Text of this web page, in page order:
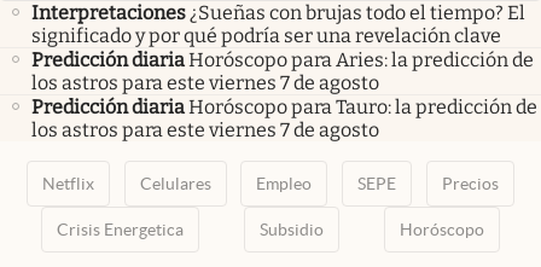
Interpretaciones¿Sueñas con brujas todo el tiempo? El
significado y por qué podría ser una revelación clave
Predicción diariaHoróscopo para Aries: la predicción de
los astros para este viernes 7 de agosto
Predicción diariaHoróscopo para Tauro: la predicción de
los astros para este viernes 7 de agosto
Netflix Celulares Empleo SEPE Precios
Crisis Energetica Subsidio Horóscopo